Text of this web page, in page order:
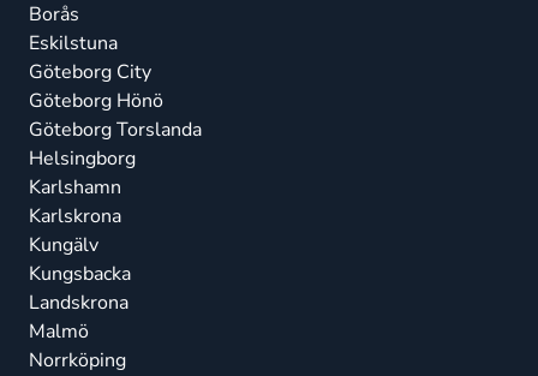
Borås
Eskilstuna
Göteborg City
Göteborg Hönö
Göteborg Torslanda
Helsingborg
Karlshamn
Karlskrona
Kungälv
Kungsbacka
Landskrona
Malmö
Norrköping